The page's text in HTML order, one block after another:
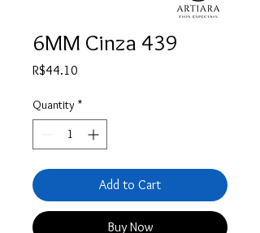
6MM Cinza 439
R$44.10
Quantity *
Add to Cart
Buy Now